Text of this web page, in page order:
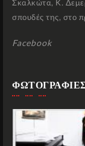
Σκαλκώτα, Κ.
σπουδές της, στο
Facebook